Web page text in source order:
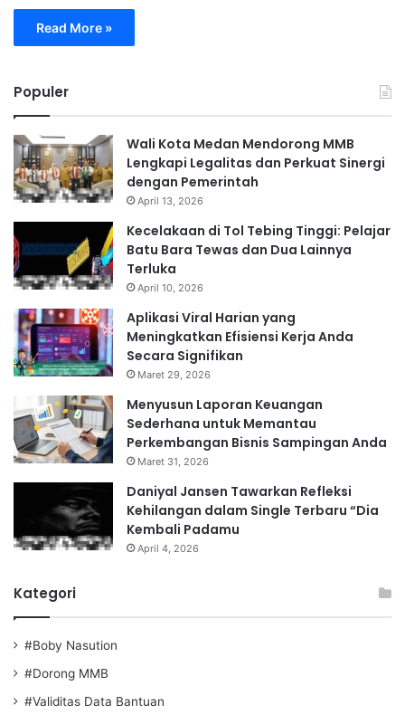
Read More »
Populer
Wali Kota Medan Mendorong MMB
Lengkapi Legalitas dan Perkuat Sinergi
dengan Pemerintah
April 13, 2026
Kecelakaan di Tol Tebing Tinggi: Pelajar
Batu Bara Tewas dan Dua Lainnya
Terluka
April 10, 2026
Aplikasi Viral Harian yang
Meningkatkan Efisiensi Kerja Anda
Secara Signifikan
Maret 29, 2026
Menyusun Laporan Keuangan
Sederhana untuk Memantau
Perkembangan Bisnis Sampingan Anda
Maret 31, 2026
Daniyal Jansen Tawarkan Refleksi
Kehilangan dalam Single Terbaru “Dia
Kembali Padamu
April 4, 2026
Kategori
#Boby Nasution
#Dorong MMB
#Validitas Data Bantuan